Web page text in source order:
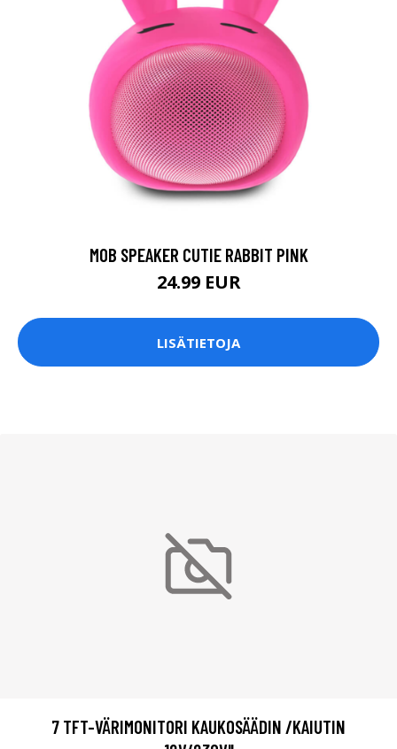
MOB SPEAKER CUTIE RABBIT PINK
24.99 EUR
LISÄTIETOJA
7 TFT-VÄRIMONITORI KAUKOSÄÄDIN /KAIUTIN